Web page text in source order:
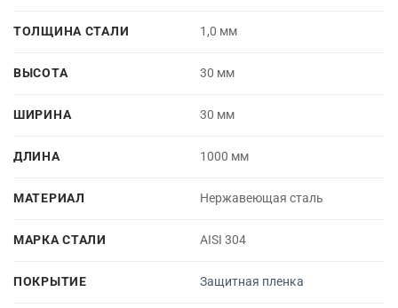
ТОЛЩИНА СТАЛИ 1,0 мм
ВЫСОТА 30 мм
ШИРИНА 30 мм
ДЛИНА 1000 мм
МАТЕРИАЛ Нержавеющая сталь
МАРКА СТАЛИ AISI 304
ПОКРЫТИЕ Защитная пленка